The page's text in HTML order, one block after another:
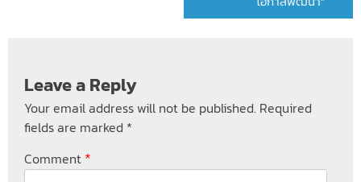
Leave a Reply
Your email address will not be published. Required
fields are marked *
Comment *